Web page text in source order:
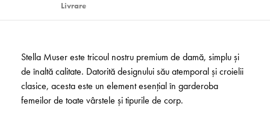
Livrare
Stella Muser este tricoul nostru premium de damă, simplu și
de înaltă calitate. Datorită designului său atemporal și croielii
clasice, acesta este un element esențial în garderoba
femeilor de toate vârstele și tipurile de corp.